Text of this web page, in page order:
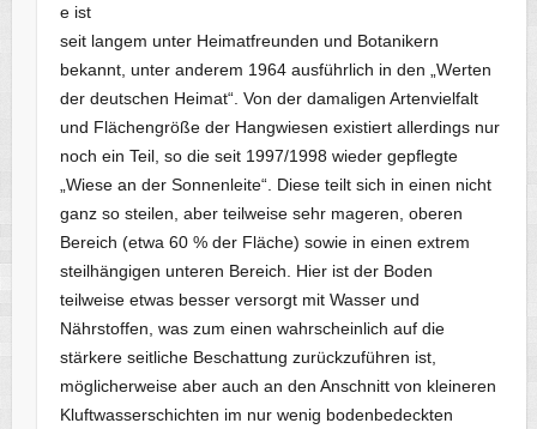
e ist
seit langem unter Heimatfreunden und Botanikern
bekannt, unter anderem 1964 ausführlich in den „Werten
der deutschen Heimat“. Von der damaligen Artenvielfalt
und Flächengröße der Hangwiesen existiert allerdings nur
noch ein Teil, so die seit 1997/1998 wieder gepflegte
„Wiese an der Sonnenleite“. Diese teilt sich in einen nicht
ganz so steilen, aber teilweise sehr mageren, oberen
Bereich (etwa 60 % der Fläche) sowie in einen extrem
steilhängigen unteren Bereich. Hier ist der Boden
teilweise etwas besser versorgt mit Wasser und
Nährstoffen, was zum einen wahrscheinlich auf die
stärkere seitliche Beschattung zurückzuführen ist,
möglicherweise aber auch an den Anschnitt von kleineren
Kluftwasserschichten im nur wenig bodenbedeckten